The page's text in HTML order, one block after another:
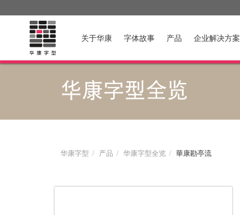
关于华康 字体故事 产品 企业解决方案
华康字型全览
华康字型 产品 华康字型全览 華康勘亭流